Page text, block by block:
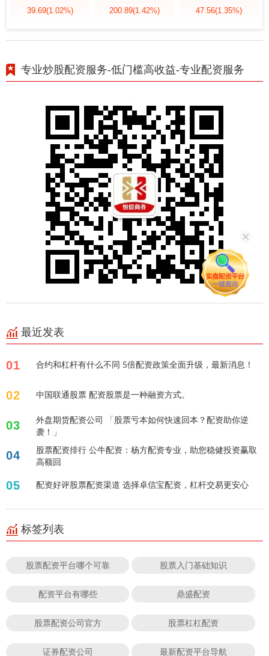
39.69(1.02%) 200.89(1.42%) 47.56(1.35%)
专业炒股配资服务-低门槛高收益-专业配资服务
最近发表
01 合约和杠杆有什么不同 5倍配资政策全面升级，最新消息！
02 中国联通股票 配资股票是一种融资方式。
03
外盘期货配资公司 「股票亏本如何快速回本？配资助你逆
袭！」
04
股票配资排行 公牛配资：杨方配资专业，助您稳健投资赢取
高额回
05 配资好评股票配资渠道 选择卓信宝配资，杠杆交易更安心
标签列表
股票配资平台哪个可靠 股票入门基础知识
配资平台有哪些 鼎盛配资
股票配资公司官方 股票杠杠配资
证券配资公司 最新配资平台导航